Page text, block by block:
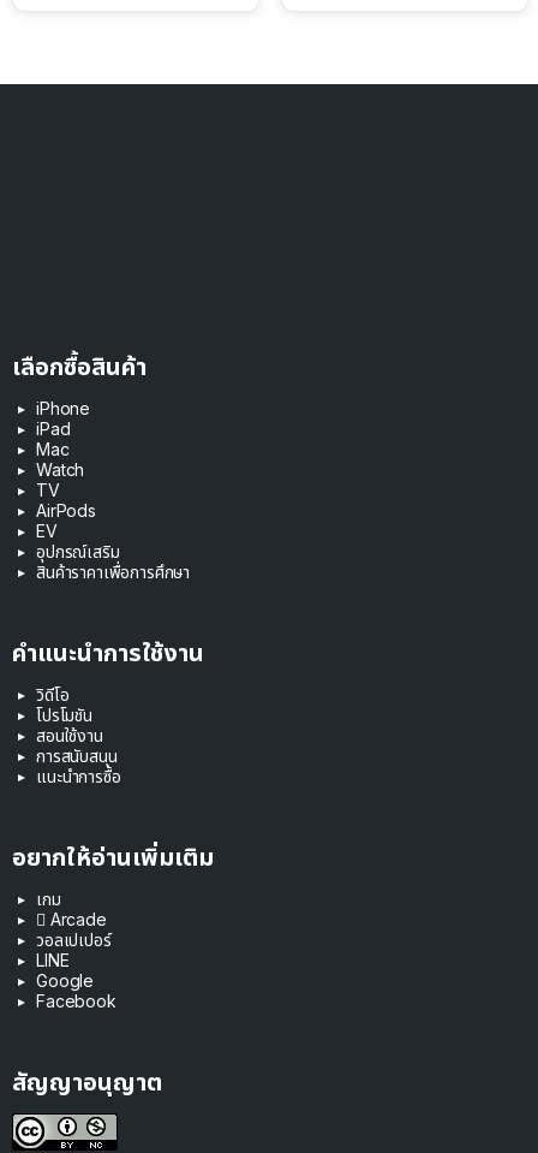
เลือกซื้อสินค้า
iPhone
iPad
Mac
Watch
TV
AirPods
EV
อุปกรณ์เสริม
สินค้าราคาเพื่อการศึกษา
คำแนะนำการใช้งาน
วิดีโอ
โปรโมชัน
สอนใช้งาน
การสนับสนุน
แนะนำการซื้อ
อยากให้อ่านเพิ่มเติม
เกม
 Arcade
วอลเปเปอร์
LINE
Google
Facebook
สัญญาอนุญาต